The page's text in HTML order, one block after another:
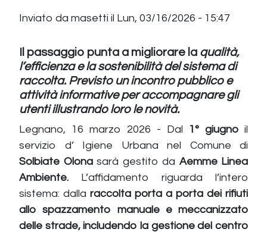
Inviato da masetti il Lun, 03/16/2026 - 15:47
Il passaggio punta a migliorare la qualità,
l’efficienza e la sostenibilità del sistema di
raccolta. Previsto un incontro pubblico e
attività informative per accompagnare gli
utenti illustrando loro le novità.
Legnano, 16 marzo 2026 - Dal 1° giugno il
servizio d’ Igiene Urbana nel Comune di
Solbiate Olonasarà gestito da Aemme Linea
Ambiente. L’affidamento riguarda l’intero
sistema: dalla raccolta porta a porta dei rifiuti
allo spazzamento manuale e meccanizzato
delle strade, includendo la gestione del centro